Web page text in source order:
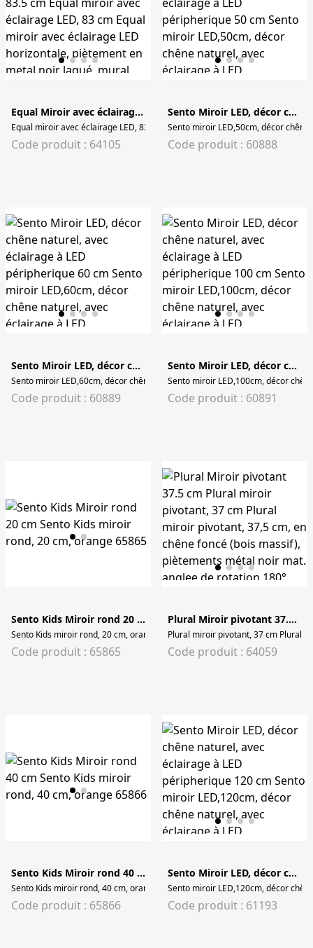
Equal Miroir avec éclairage LED horizontal 83.5 cm
Equal miroir avec éclairage LED, 83 cm Equal miroir avec éclairage LED
Code produit : 64105
Sento Miroir LED, décor chêne naturel, avec éclairage à LED péripherique 50 cm
Sento miroir LED,50cm, décor
Code produit : 60888
Sento Miroir LED, décor chêne naturel, avec éclairage à LED péripherique 60 cm
Sento miroir LED,60cm, décor chêne naturel, avec éclairage à LED
Code produit : 60889
Sento Miroir LED, décor chêne naturel, avec éclairage à LED péripherique 100 cm
Sento miroir LED,100cm, décor
Code produit : 60891
Sento Kids Miroir rond 20 cm
Sento Kids miroir rond, 20 cm, orange
Code produit : 65865
Plural Miroir pivotant 37.5 cm
Plural miroir pivotant, 37 cm Plural
Code produit : 64059
Sento Kids Miroir rond 40 cm
Sento Kids miroir rond, 40 cm, orange
Code produit : 65866
Sento Miroir LED, décor chêne naturel, avec éclairage à LED péripherique 120 cm
Sento miroir LED,120cm, décor
Code produit : 61193